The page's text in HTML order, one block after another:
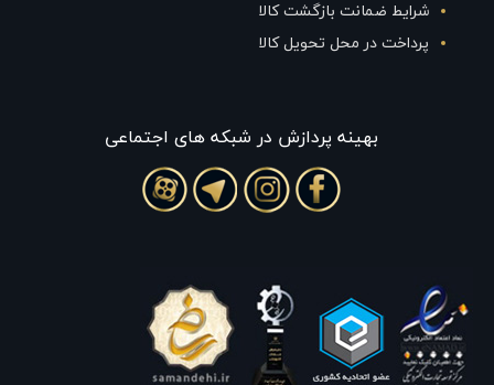
شرایط ضمانت بازگشت کالا
پرداخت در محل تحویل کالا
بهينه پردازش در شبکه های اجتماعی